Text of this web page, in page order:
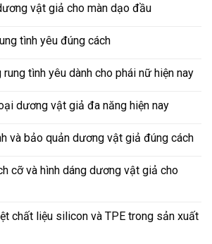
vật giả cho màn dạo đầu
tình yêu đúng cách
tình yêu dành cho phái nữ hiện nay
dương vật giả đa năng hiện nay
và bảo quản dương vật giả đúng cách
cỡ và hình dáng dương vật giả cho
chất liệu silicon và TPE trong sản xuất